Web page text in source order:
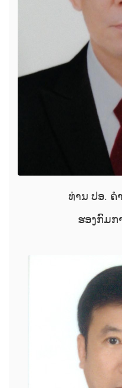
ທ່ານ ປອ. ຄ
ຮອງກົມກ